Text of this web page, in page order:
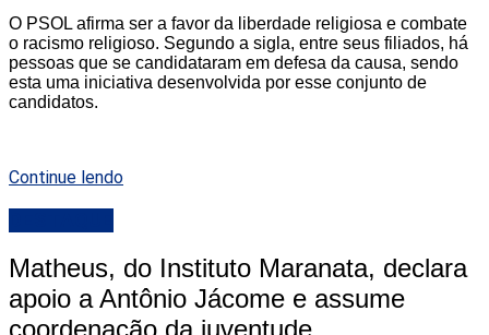
O PSOL afirma ser a favor da liberdade religiosa e combate
o racismo religioso. Segundo a sigla, entre seus filiados, há
pessoas que se candidataram em defesa da causa, sendo
esta uma iniciativa desenvolvida por esse conjunto de
candidatos.
Continue lendo
Matheus, do Instituto Maranata, declara
apoio a Antônio Jácome e assume